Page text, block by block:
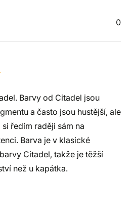
0
Barvy od Citadel jsou
a často jsou hustější, ale
ředím raději sám na
Barva je v klasické
Citadel, takže je těžší
než u kapátka.